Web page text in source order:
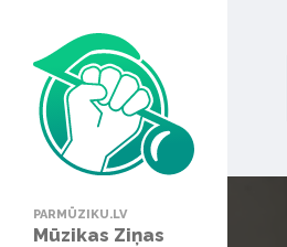
PARMŪZIKU.LV
Mūzikas Ziņas